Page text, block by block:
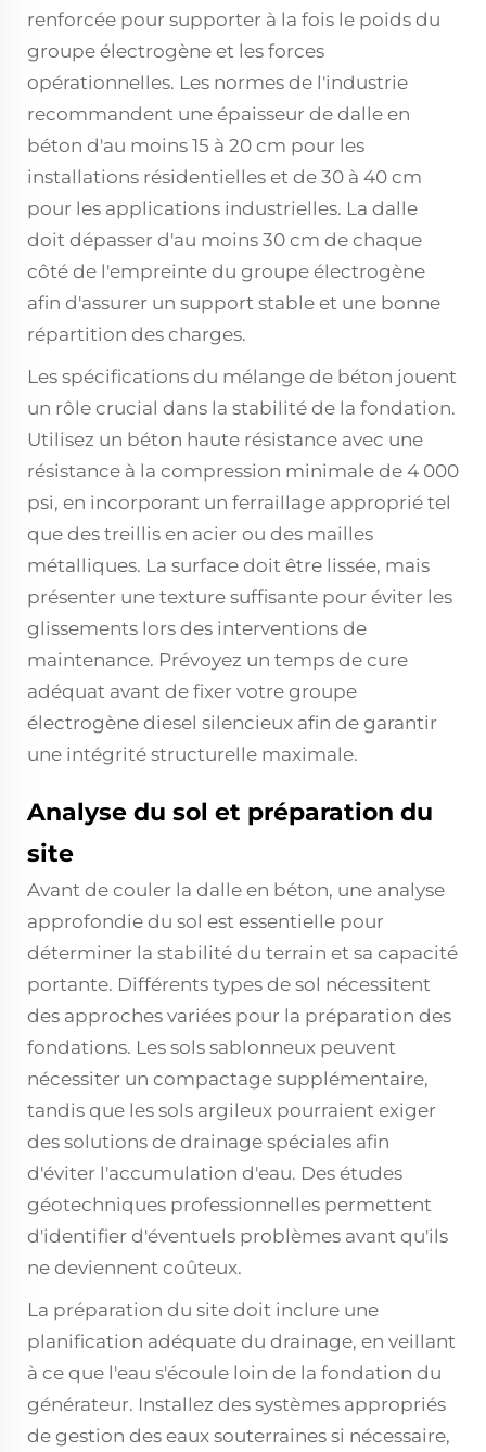
renforcée pour supporter à la fois le poids du
groupe électrogène et les forces
opérationnelles. Les normes de l'industrie
recommandent une épaisseur de dalle en
béton d'au moins 15 à 20 cm pour les
installations résidentielles et de 30 à 40 cm
pour les applications industrielles. La dalle
doit dépasser d'au moins 30 cm de chaque
côté de l'empreinte du groupe électrogène
afin d'assurer un support stable et une bonne
répartition des charges.
Les spécifications du mélange de béton jouent
un rôle crucial dans la stabilité de la fondation.
Utilisez un béton haute résistance avec une
résistance à la compression minimale de 4 000
psi, en incorporant un ferraillage approprié tel
que des treillis en acier ou des mailles
métalliques. La surface doit être lissée, mais
présenter une texture suffisante pour éviter les
glissements lors des interventions de
maintenance. Prévoyez un temps de cure
adéquat avant de fixer votre groupe
électrogène diesel silencieux afin de garantir
une intégrité structurelle maximale.
Analyse du sol et préparation du
site
Avant de couler la dalle en béton, une analyse
approfondie du sol est essentielle pour
déterminer la stabilité du terrain et sa capacité
portante. Différents types de sol nécessitent
des approches variées pour la préparation des
fondations. Les sols sablonneux peuvent
nécessiter un compactage supplémentaire,
tandis que les sols argileux pourraient exiger
des solutions de drainage spéciales afin
d'éviter l'accumulation d'eau. Des études
géotechniques professionnelles permettent
d'identifier d'éventuels problèmes avant qu'ils
ne deviennent coûteux.
La préparation du site doit inclure une
planification adéquate du drainage, en veillant
à ce que l'eau s'écoule loin de la fondation du
générateur. Installez des systèmes appropriés
de gestion des eaux souterraines si nécessaire,